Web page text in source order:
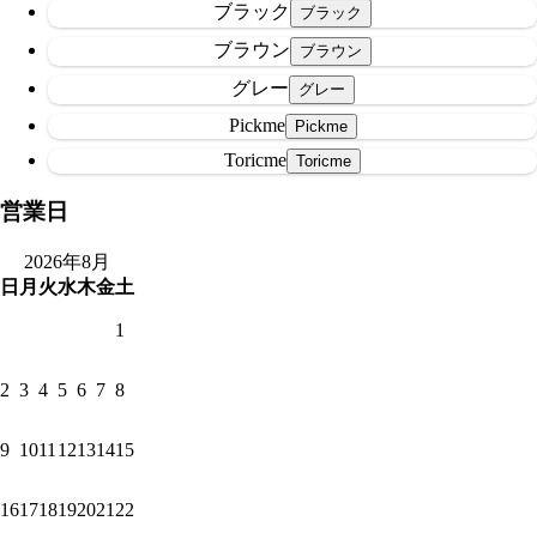
ブラック
ブラウン
グレー
Pickme
Toricme
営業日
2026年8月
日 月 火水木金土
1
2 3 4 5 6 7 8
9 1011 12131415
161718192021 22